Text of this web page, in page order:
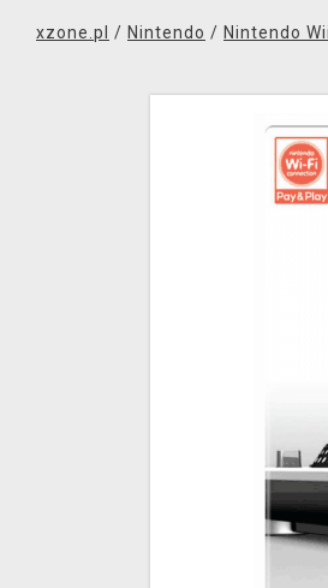
xzone.pl / Nintendo / Nintendo